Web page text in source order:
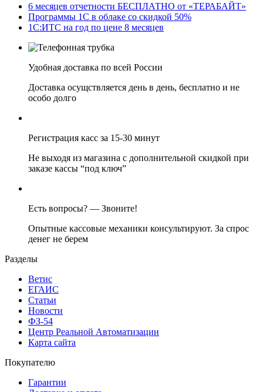
6 месяцев отчетности БЕСПЛАТНО от «ТЕРАБАЙТ»
Программы 1С в облаке со скидкой 50%
1С:ИТС на год по цене 8 месяцев
Удобная доставка по всей России
Доставка осущствляется день в день, бесплатно и не
особо долго
Регистрация касс за 15-30 минут
Не выходя из магазина с дополнительной скидкой при
заказе кассы “под ключ”
Есть вопросы? — Звоните!
Опытные кассовые механики консультируют. За спрос
денег не берем
Разделы
Ветис
ЕГАИС
Статьи
Новости
ФЗ-54
Центр Реальной Автоматизации
Карта сайта
Покупателю
Гарантии